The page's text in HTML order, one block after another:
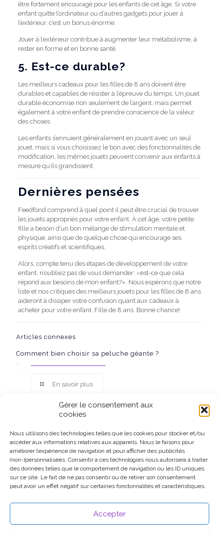
Gérer le consentement aux
cookies
Nous utilisons des technologies telles que les cookies pour stocker et/ou
accéder aux informations relatives aux appareils. Nous le faisons pour
améliorer l’expérience de navigation et pour afficher des publicités
(non-)personnalisées. Consentir à ces technologies nous autorisera à traiter
des données telles que le comportement de navigation ou les ID uniques
sur ce site. Le fait de ne pas consentir ou de retirer son consentement
peut avoir un effet négatif sur certaines fonctonnalités et caractéristiques.
Accepter
être fortement encouragé pour les enfants de cet âge. Si votre
enfant quitte l’ordinateur ou d’autres gadgets pour jouer à
l’extérieur, c’est un bonus énorme.
Jouer à l’extérieur contribue à augmenter leur métabolisme, à
rester en forme et en bonne santé.
5. Est-ce durable?
Les meilleurs cadeaux pour les filles de 8 ans doivent être
durables et capables de résister à l’épreuve du temps. Un jouet
durable économise non seulement de l’argent, mais permet
également à votre enfant de prendre conscience de la valeur
des choses.
Les enfants s’ennuient généralement en jouant avec un seul
jouet, mais si vous choisissez le bon avec des fonctionnalités de
modification, les mêmes jouets peuvent convenir aux enfants à
mesure qu’ils grandissent.
Dernières pensées
Feedfond comprend à quel point il peut être crucial de trouver
les jouets appropriés pour votre enfant. À cet âge, votre petite
fille a besoin d’un bon mélange de stimulation mentale et
physique, ainsi que de quelque chose qui encourage ses
esprits créatifs et scientifiques.
Alors, compte tenu des étapes de développement de votre
enfant, n’oubliez pas de vous demander: «est-ce que cela
répond aux besoins de mon enfant?». Nous espérons que notre
liste et nos critiques des meilleurs jouets pour les filles de 8 ans
aideront à dissiper votre confusion quant aux cadeaux à
acheter pour votre enfant. Fille de 8 ans. Bonne chance!
Articles connexes
Comment bien choisir sa peluche géante ?
En savoir plus
Ce site participe au Programme Partenaires d’Amazon EU, un
programme d’affiliation conçu pour permettre à des sites de
percevoir une rémunération grâce à la création de liens vers
Amazon.fr.